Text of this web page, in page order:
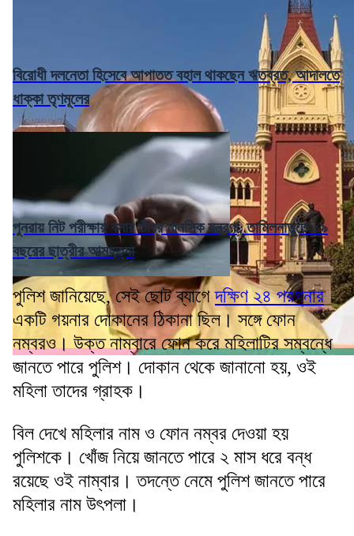
বিরোধী দলনেতা হিসেবে আপাতত বহাল থাকছেন ঋতব্রত, আদালতে
ধাক্কা তৃণমূলের
পুনরায় নিট পরীক্ষায় বসার তীব্র মানসিক যন্ত্রণা, তামিলনাড়ুতে ১৯
বছরের ছাত্রীর আত্মহত্যা
পুলিশ জানিয়েছে, সেই ছোট ব্যাগেদক্ষিণ ২৪ পরগনার
একটি গয়নার দোকানের ঠিকানা ছিল। সঙ্গে ফোন
নম্বরও। উক্ত নাম্বারে ফোন করে মহিলাটির সম্বন্ধে
জানতে পারে পুলিশ। দোকান থেকে জানানো হয়, ওই
মহিলা তাদের গ্রাহক।
বিল দেখে মহিলার নাম ও ফোন নম্বর দেওয়া হয়
পুলিশকে। খোঁজ নিয়ে জানতে পারে ২ মাস ধরে বন্ধ
রয়েছে ওই নাম্বার। তদন্তে নেমে পুলিশ জানতে পারে
মহিলার নাম উৎপলা।